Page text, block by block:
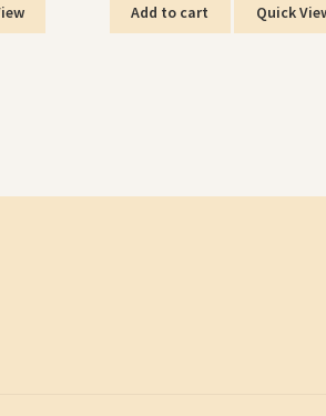
Add to cart Quick